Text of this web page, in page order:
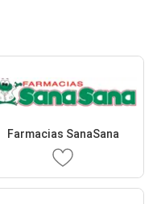
Farmacias SanaSana